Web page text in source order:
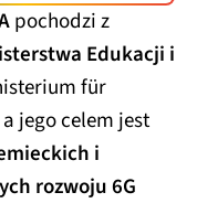
pochodzi z
Edukacji i
für
jego celem jest
i
rozwoju 6G